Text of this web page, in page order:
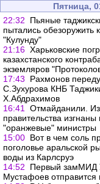
Пятница,
22:32
Пьяные
пытались обезоружить
"Кулунду"
21:16 Харьковские
казахcтанского
экземляров
17:43
Рахмонов
С.Зухурова КНБ
Х.Абдрахимов
16:41
Отмайданили. Из
правительства
"оранжевые" министры
15:00 Вот в чем соль
поголовье аральской
воды из Карлсруэ
14:52
Первый замМИД
Мустафоев